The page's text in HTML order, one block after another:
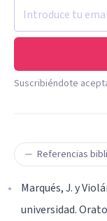
Suscribiéndote
Referencias
Marqués, J. y
universidad.